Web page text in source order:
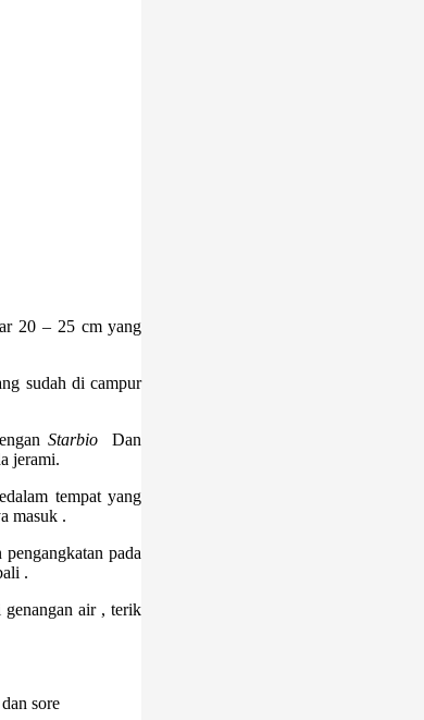
20 – 25 cm yang
sudah di campur
Starbio
Dan
jerami.
tempat yang
masuk .
pada
.
genangan air , terik
sore